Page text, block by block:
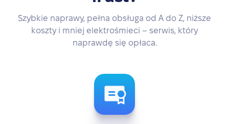
Szybkie naprawy, pełna obsługa od A do Z, niższe
koszty i mniej elektrośmieci – serwis, który
naprawdę się opłaca.